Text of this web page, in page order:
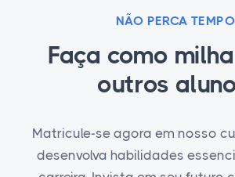
NÃO PERCA TEMPO
Faça como
outros
Matricule-se agora em nosso
desenvolva habilidades